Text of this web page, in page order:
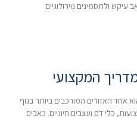
ולתסמינים נוירולוגיים
המקצועי
אחד האזורים המורכבים ביותר בגוף
כלי דם ועצבים חיוניים. כאבים